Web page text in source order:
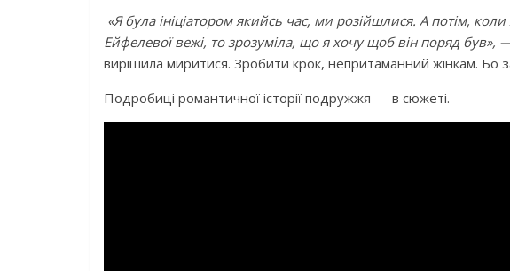
«Я була ініціатором якийсь час, ми розійшлися. А потім, коли
Ейфелевої вежі, то зрозуміла, що я хочу щоб він поряд був»,
вирішила миритися. Зробити крок, непритаманний жінкам. Бо
Подробиці романтичної історії подружжя — в сюжеті.